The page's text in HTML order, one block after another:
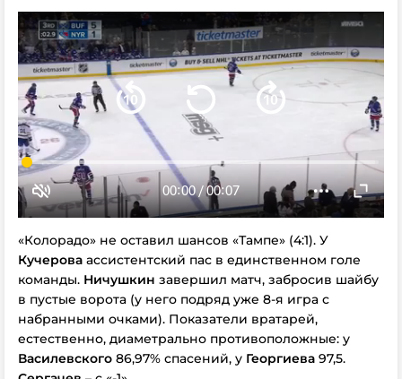
«Колорадо» не оставил шансов «Тампе» (4:1). У
Кучерова ассистентский пас в единственном голе
команды. Ничушкин завершил матч, забросив шайбу
в пустые ворота (у него подряд уже 8-я игра с
набранными очками). Показатели вратарей,
естественно, диаметрально противоположные: у
Василевского 86,97% спасений, у Георгиева 97,5.